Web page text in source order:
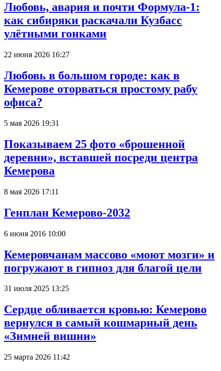
Любовь, авария и почти Формула-1:
как сибиряки раскачали Кузбасс
улётными гонками
22 июня 2026 16:27
Любовь в большом городе: как в
Кемерове оторваться простому рабу
офиса?
5 мая 2026 19:31
Показываем 25 фото «брошенной
деревни», вставшей посреди центра
Кемерова
8 мая 2026 17:11
Генплан Кемерово-2032
6 июня 2016 10:00
Кемеровчанам массово «моют мозги» и
погружают в гипноз для благой цели
31 июля 2025 13:25
Сердце обливается кровью: Кемерово
вернулся в самый кошмарный день
«Зимней вишни»
25 марта 2026 11:42